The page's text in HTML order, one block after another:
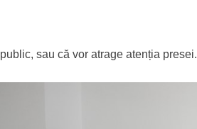
public, sau că vor atrage atenția presei.